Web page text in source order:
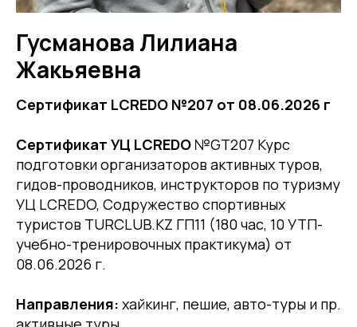
Гусманова Лилиана
Жакьяевна
Сертификат LCREDO №207 от 08.06.2026 г
Сертификат УЦ LCREDO №GT207 Курс
подготовки организаторов активных туров,
гидов-проводников, инструкторов по туризму
УЦ LCREDO, Содружество спортивных
туристов TURCLUB.KZ ГП11 (180 час, 10 УТП-
учебно-тренировочных практикума) от
08.06.2026 г.
Направления: хайкинг, пешие, авто-туры и пр.